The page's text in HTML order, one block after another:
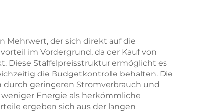
Mehrwert, der sich direkt auf die
im Vordergrund, da der Kauf von
Diese Staffelpreisstruktur ermöglicht es
die Budgetkontrolle behalten. Die
geringeren Stromverbrauch und
Energie als herkömmliche
ergeben sich aus der langen